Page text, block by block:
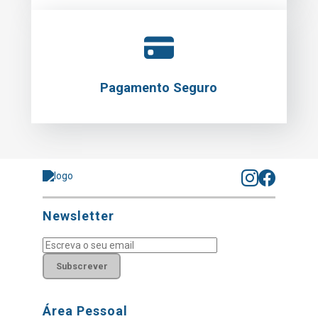
Pagamento Seguro
Newsletter
Subscrever
Área Pessoal